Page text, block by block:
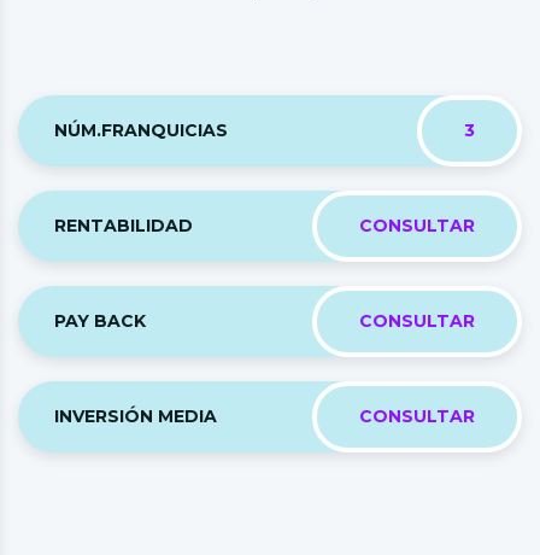
NÚM.FRANQUICIAS 3
RENTABILIDAD CONSULTAR
PAY BACK CONSULTAR
INVERSIÓN MEDIA CONSULTAR